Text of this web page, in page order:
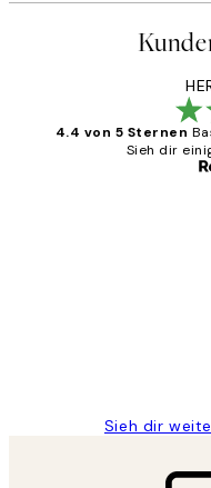
4.4 von 5 Sternen
Sieh dir
Sieh dir